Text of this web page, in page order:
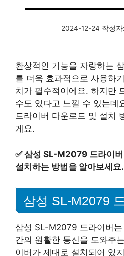
2024-12-24 작성자:
환상적인 기능을 자랑하는
를 더욱 효과적으로 사용하
치가 필수적이에요. 하지만
수도 있다고 느낄 수 있는데
드라이버 다운로드 및 설치
게요.
✅삼성 SL-M2079 드라이
설치하는 방법을 알아보세요.
삼성 SL-M2079
삼성 SL-M2079 드라이버
간의 원활한 통신을 도와주
이버가 제대로 설치되어 있